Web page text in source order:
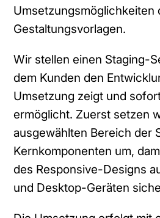
Umsetzungsmöglichkeiten
Gestaltungsvorlagen.
Wir stellen einen Staging-
dem Kunden den
Umsetzung zeigt und
ermöglicht. Zuerst setzen
ausgewählten Bereich der
Kernkomponenten um,
des Responsive-Designs
und Desktop-Geräten